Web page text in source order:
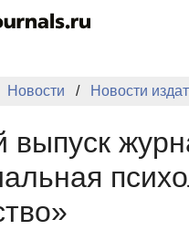
содержанию
НОВОСТИ
ПОДАТЬ РУКОПИСЬ
КЛЮЧЕВЫЕ СЛОВА
Новости Новости
выпуск